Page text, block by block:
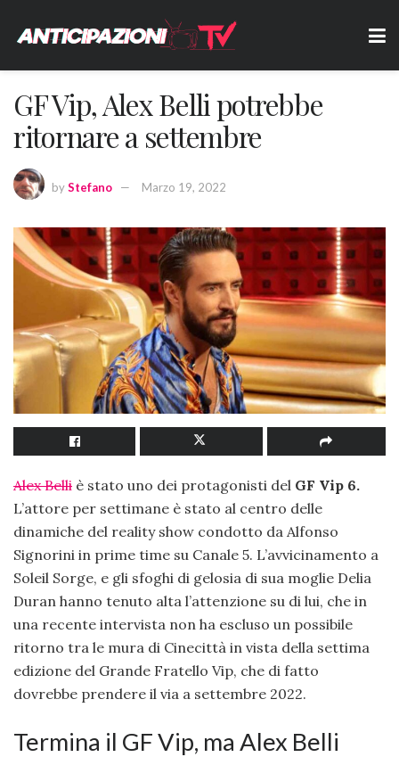
GF Vip, Alex Belli potrebbe
ritornare a settembre
byStefano Marzo 19, 2022
Alex Belli è stato uno dei protagonisti del GF Vip 6.
L’attore per settimane è stato al centro delle
dinamiche del reality show condotto da Alfonso
Signorini in prime time su Canale 5. L’avvicinamento a
Soleil Sorge, e gli sfoghi di gelosia di sua moglie Delia
Duran hanno tenuto alta l’attenzione su di lui, che in
una recente intervista non ha escluso un possibile
ritorno tra le mura di Cinecittà in vista della settima
edizione del Grande Fratello Vip, che di fatto
dovrebbe prendere il via a settembre 2022.
Termina il GF Vip, ma Alex Belli